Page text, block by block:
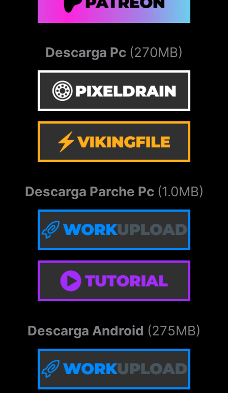
Descarga Pc (270MB)
Descarga Parche Pc (1.0MB)
Descarga Android (275MB)